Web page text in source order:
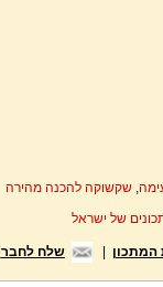
,שקשוקה להכנה מהירה
של ישראל
שלח לחבר